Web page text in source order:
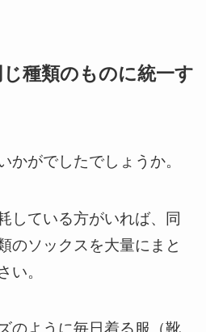
種類のものに統一す
かがでしたでしょうか。
している方がいれば、同
のソックスを大量にまと
い。